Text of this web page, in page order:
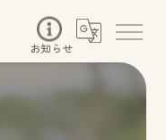
お知らせ